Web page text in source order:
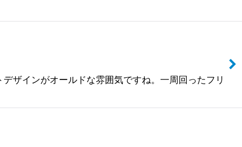
ザインがオールドな雰囲気ですね。一周回ったフリ